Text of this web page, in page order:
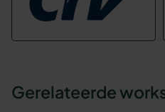
Gerelateerde